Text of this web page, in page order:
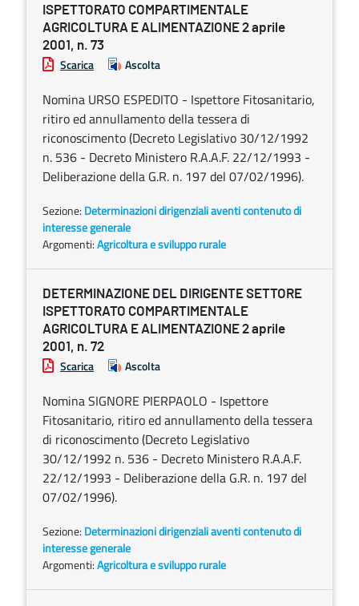
ISPETTORATO COMPARTIMENTALE
AGRICOLTURA E ALIMENTAZIONE 2 aprile
2001, n. 73
Scarica Ascolta
Nomina URSO ESPEDITO - Ispettore Fitosanitario,
ritiro ed annullamento della tessera di
riconoscimento (Decreto Legislativo 30/12/1992
n. 536 - Decreto Ministero R.A.A.F. 22/12/1993 -
Deliberazione della G.R. n. 197 del 07/02/1996).
Sezione: Determinazioni dirigenziali aventi contenuto di
interesse generale
Argomenti:Agricoltura e sviluppo rurale
DETERMINAZIONE DEL DIRIGENTE SETTORE
ISPETTORATO COMPARTIMENTALE
AGRICOLTURA E ALIMENTAZIONE 2 aprile
2001, n. 72
Scarica Ascolta
Nomina SIGNORE PIERPAOLO - Ispettore
Fitosanitario, ritiro ed annullamento della tessera
di riconoscimento (Decreto Legislativo
30/12/1992 n. 536 - Decreto Ministero R.A.A.F.
22/12/1993 - Deliberazione della G.R. n. 197 del
07/02/1996).
Sezione: Determinazioni dirigenziali aventi contenuto di
interesse generale
Argomenti:Agricoltura e sviluppo rurale